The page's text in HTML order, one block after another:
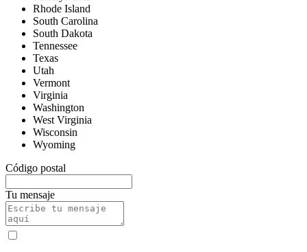
Rhode Island
South Carolina
South Dakota
Tennessee
Texas
Utah
Vermont
Virginia
Washington
West Virginia
Wisconsin
Wyoming
Código postal
Tu mensaje